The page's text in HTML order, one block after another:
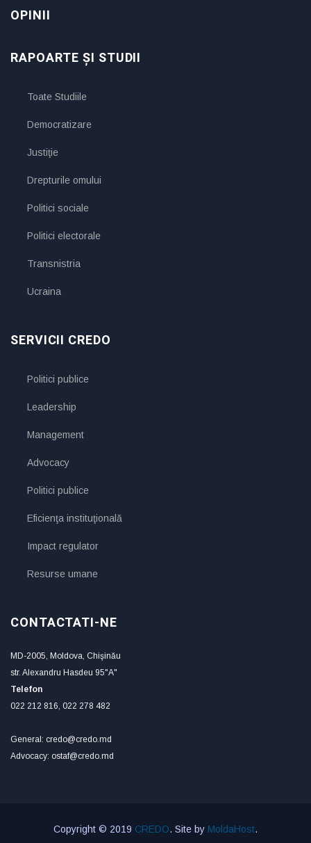
OPINII
RAPOARTE ȘI STUDII
Toate Studiile
Democratizare
Justiţie
Drepturile omului
Politici sociale
Politici electorale
Transnistria
Ucraina
SERVICII CREDO
Politici publice
Leadership
Management
Advocacy
Politici publice
Eficienţa instituţională
Impact regulator
Resurse umane
CONTACTATI-NE
MD-2005, Moldova, Chişinău
str. Alexandru Hasdeu 95"A"
Telefon
022 212 816, 022 278 482
General: credo@credo.md
Advocacy: ostaf@credo.md
Copyright © 2019 CREDO. Site by MoldaHost.